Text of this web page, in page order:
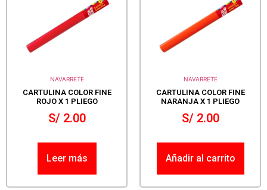
NAVARRETE
CARTULINA COLOR FINE
ROJO X 1 PLIEGO
S/2.00
Leer más
NAVARRETE
CARTULINA COLOR FINE
NARANJA X 1 PLIEGO
S/2.00
Añadir al carrito